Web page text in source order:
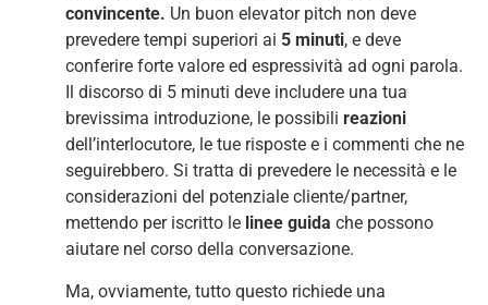
convincente. Un buon elevator pitch non deve
prevedere tempi superiori ai 5 minuti, e deve
conferire forte valore ed espressività ad ogni parola.
Il discorso di 5 minuti deve includere una tua
brevissima introduzione, le possibili reazioni
dell’interlocutore, le tue risposte e i commenti che ne
seguirebbero. Si tratta di prevedere le necessità e le
considerazioni del potenziale cliente/partner,
mettendo per iscritto le linee guida che possono
aiutare nel corso della conversazione.
Ma, ovviamente, tutto questo richiede una